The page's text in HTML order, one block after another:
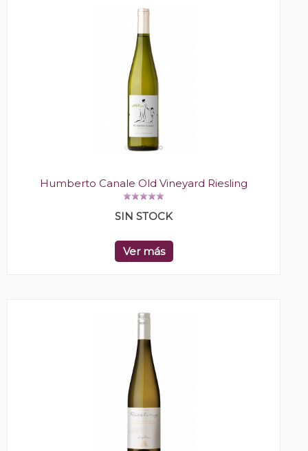
Humberto Canale Old Vineyard Riesling
SIN STOCK
Ver más